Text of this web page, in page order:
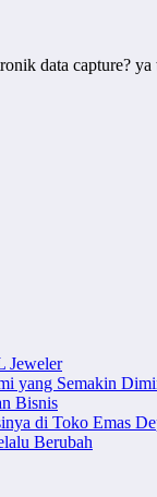
data capture?
Jeweler
yang Semakin
Bisnis
di Toko Emas
Berubah